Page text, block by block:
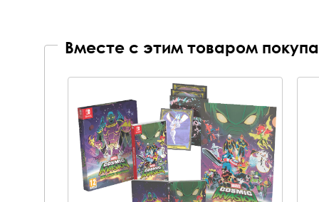
Вместе с этим товаром